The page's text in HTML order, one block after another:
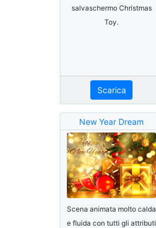
salvaschermo Christmas
Toy.
Scarica
New Year Dream
Scena animata molto calda
e fluida con tutti gli attributi